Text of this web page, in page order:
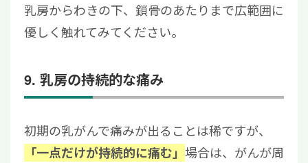
乳房からわきの下、鎖骨のあたりまで広範囲に
優しく触れてみてください。
9. 乳房の持続的な痛み
初期の乳がんで痛みが出ることは稀ですが、
「一点だけが持続的に痛む」 場合は、がんが周